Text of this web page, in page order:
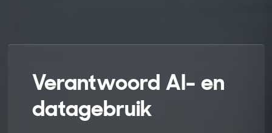
Verantwoord AI- en
datagebruik